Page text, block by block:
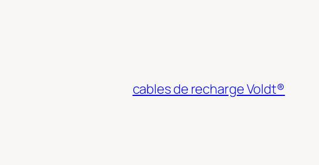
cables de recharge Voldt®